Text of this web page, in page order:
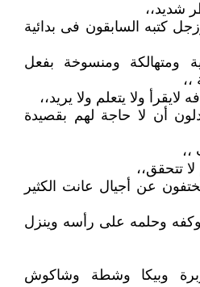
شديد،،
كتبه السابقون فى بدائية
ومتهالكة ومنسوخة بفعل
،،
ولا يتعلم ولا يريد،،
أن لا حاجة لهم بقصيدة
تتحقق،،
عن أجيال عانت الكثير
وحلمه على رأسه وينزل
وبيكا وشطة وشاكوش